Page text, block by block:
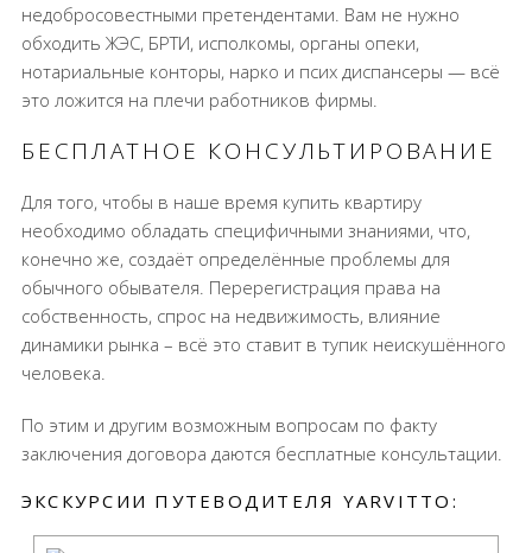
недобросовестными претендентами. Вам не нужно
обходить ЖЭС, БРТИ, исполкомы, органы опеки,
нотариальные конторы, нарко и псих диспансеры — всё
это ложится на плечи работников фирмы.
БЕСПЛАТНОЕ КОНСУЛЬТИРОВАНИЕ
Для того, чтобы в наше время купить квартиру
необходимо обладать специфичными знаниями, что,
конечно же, создаёт определённые проблемы для
обычного обывателя. Перерегистрация права на
собственность, спрос на недвижимость, влияние
динамики рынка – всё это ставит в тупик неискушённого
человека.
По этим и другим возможным вопросам по факту
заключения договора даются бесплатные консультации.
ЭКСКУРСИИ ПУТЕВОДИТЕЛЯ YARVITTO: